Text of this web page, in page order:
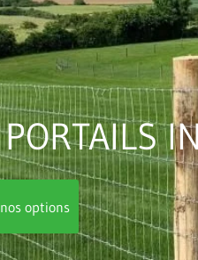
options